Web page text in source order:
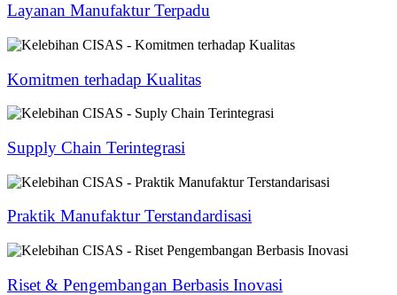
Layanan Manufaktur Terpadu
Komitmen terhadap Kualitas
Supply Chain Terintegrasi
Praktik Manufaktur Terstandardisasi
Riset & Pengembangan Berbasis Inovasi